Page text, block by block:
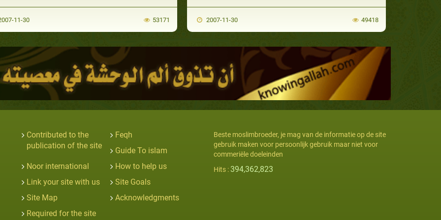
11-30 53171 2007-11-30 49418
Contributed to the
publication of the site
Feqh
Guide To islam
Noor international
How to help us
Link your site with us
Site Goals
Site Map
Acknowledgments
Required for the site
Beste moslimbroeder, je mag van de informatie op de site
gebruik maken voor persoonlijk gebruik maar niet voor
commeriële doeleinden
Hits : 394,362,823